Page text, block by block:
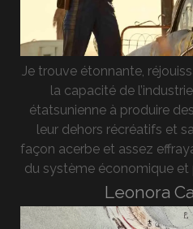
Je trouve étonnante,
la capacité de
étatsunienne à produire
leur dehors récréatifs et
façon acerbe et assez
du système économique
Leonora